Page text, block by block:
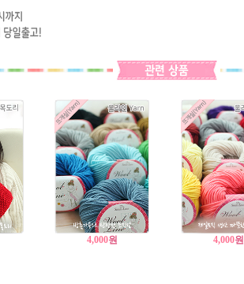
4,000원 4,000원